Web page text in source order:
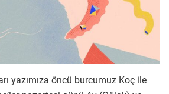
yazımıza öncü burcumuz Koç ile